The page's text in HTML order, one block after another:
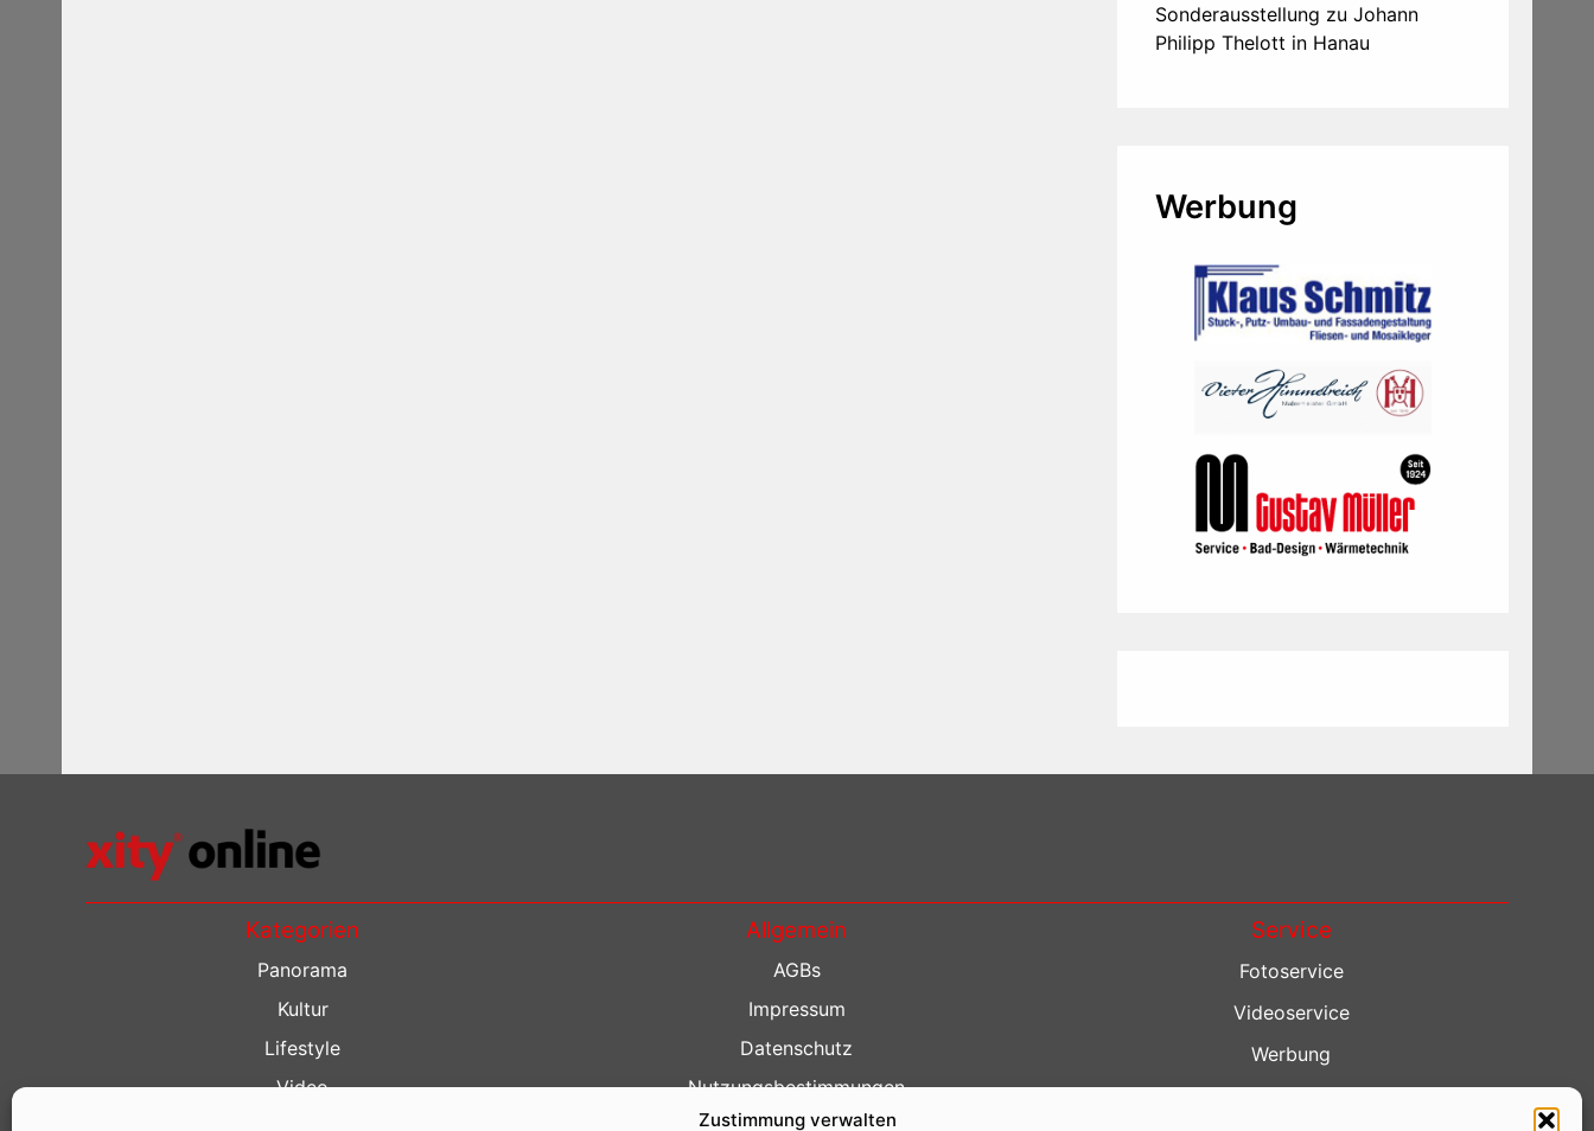
Zustimmung verwalten
Sonderausstellung zu Johann
Philipp Thelott in Hanau
Werbung
Kategorien
Panorama
Kultur
Lifestyle
Video
Allgemein
AGBs
Impressum
Datenschutz
Nutzungsbestimmungen
Kontakt
Service
Fotoservice
Videoservice
Werbung